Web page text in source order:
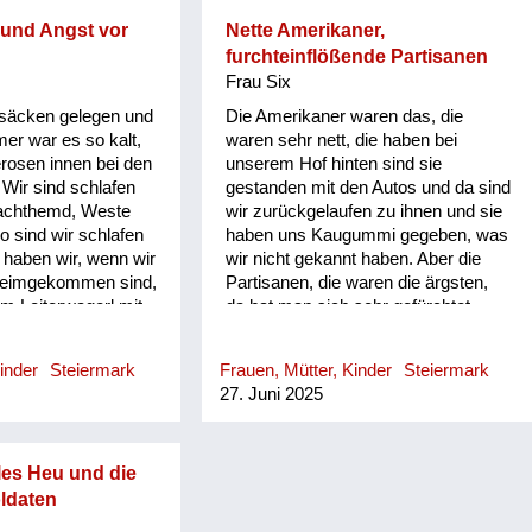
Zucker gab
süßte, lehnte er
Zucker nicht
Geschmack
kam das als Kind
furchtbare
man keine
essen und
gab es noch
über die Gefahren
Onkel hat mir
An diese Worte
die Russen
ein Kind
haben sie mitgenommen. In
Hartberg wurden damals einige
erschossen. Und auch der
darunter. Als der Krieg vorbei war,
sind wir zu Fuß ins Dorf hinunter
gegangen. Da sah ich ein
niedergebranntes Bauernhaus. Und
am Galgen sind Leichen gehangen.
Angst vor
gelegen und
war es so kalt,
innen bei den
sind schlafen
Weste
sind wir schlafen
wir, wenn wir
sind,
Leiterwagerl mit
gehabt haben
Zweigerl, die im
Fliegeralarm
hat in der Fabrik
Steiermark
Nette Amerikaner,
furchteinflößende Partisanen
Frau Six
Die Amerikaner waren das, die
waren sehr nett, die haben bei
unserem Hof hinten sind sie
gestanden mit den Autos und da sind
wir zurückgelaufen zu ihnen und sie
haben uns Kaugummi gegeben, was
wir nicht gekannt haben. Aber die
Partisanen, die waren die ärgsten,
da hat man sich sehr gefürchtet.
Häusern die Räder mitgenommen,
die haben wir verstecken müssen.
Frauen, Mütter, Kinder
Steiermark
27. Juni 2025
Heu und die